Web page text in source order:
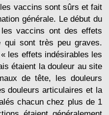
vaccins sont sûrs et fait
générale. Le début du
vaccins ont des effets
qui sont très peu graves.
les effets indésirables les
étaient la douleur au site
de tête, les douleurs
douleurs articulaires et la
chacun chez plus de 1